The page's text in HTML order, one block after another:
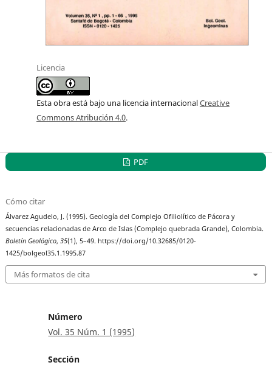
Licencia
Esta obra está bajo una licencia internacionalCreative
Commons Atribución 4.0.
PDF
Cómo citar
Álvarez Agudelo, J. (1995). Geología del Complejo Ofiliolítico de Pácora y
secuencias relacionadas de Arco de Islas (Complejo quebrada Grande), Colombia.
Boletín Geológico,35(1), 5–49. https://doi.org/10.32685/0120-
1425/bolgeol35.1.1995.87
Más formatos de cita
Número
Vol. 35 Núm. 1 (1995)
Sección